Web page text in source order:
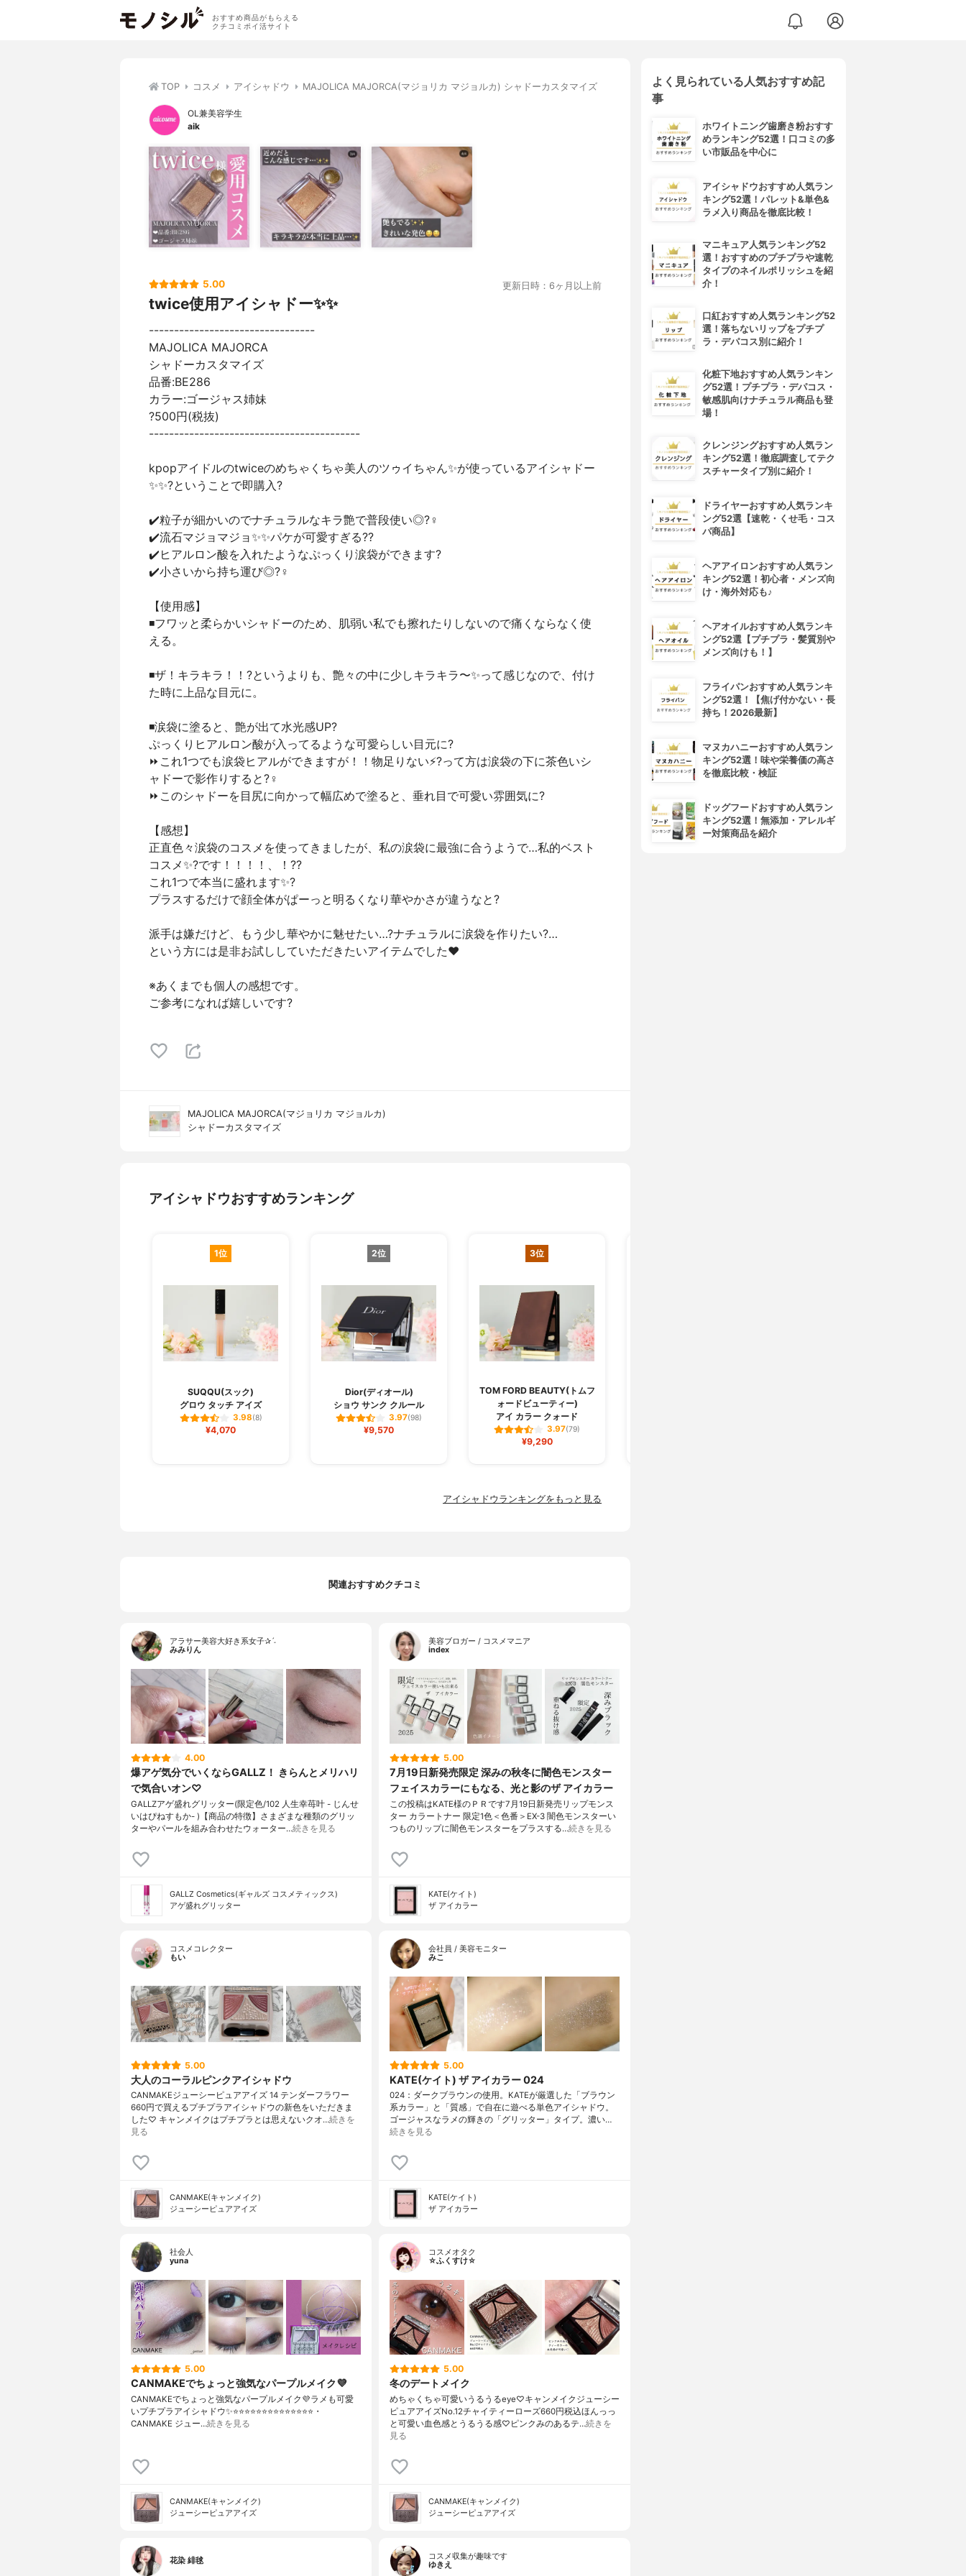
おすすめ商品がもらえる
クチコミポイ活サイト
TOP コスメ アイシャドウ MAJOLICA MAJORCA(マジョリカ マジョルカ) シャドーカスタマイズ
OL兼美容学生
aik
5.00 更新日時：6ヶ月以上前
twice使用アイシャドー✨✨
---------------------------------
MAJOLICA MAJORCA
シャドーカスタマイズ
品番:BE286
カラー:ゴージャス姉妹
?500円(税抜)
------------------------------------------
kpopアイドルのtwiceのめちゃくちゃ美人のツゥイちゃん✨が使っているアイシャドー
✨✨?ということで即購入?
✔️粒子が細かいのでナチュラルなキラ艶で普段使い◎?‍♀️
✔️流石マジョマジョ✨✨パケが可愛すぎる??
✔️ヒアルロン酸を入れたようなぷっくり涙袋ができます?
✔️小さいから持ち運び◎?‍♀️
【使用感】
◾️フワッと柔らかいシャドーのため、肌弱い私でも擦れたりしないので痛くならなく使
える。
◾️ザ！キラキラ！！?というよりも、艶々の中に少しキラキラ〜✨って感じなので、付け
た時に上品な目元に。
◾️涙袋に塗ると、艶が出て水光感UP?
ぷっくりヒアルロン酸が入ってるような可愛らしい目元に?
⏩これ1つでも涙袋ヒアルができますが！！物足りない⚡️?って方は涙袋の下に茶色いシ
ャドーで影作りすると?‍♀️
⏩このシャドーを目尻に向かって幅広めで塗ると、垂れ目で可愛い雰囲気に?
【感想】
正直色々涙袋のコスメを使ってきましたが、私の涙袋に最強に合うようで…私的ベスト
コスメ✨?です！！！！、！??
これ1つで本当に盛れます✨?
プラスするだけで顔全体がぱーっと明るくなり華やかさが違うなと?
派手は嫌だけど、もう少し華やかに魅せたい…?ナチュラルに涙袋を作りたい?…
という方には是非お試ししていただきたいアイテムでした❤️
※あくまでも個人の感想です。
ご参考になれば嬉しいです?
MAJOLICA MAJORCA(マジョリカ マジョルカ)
シャドーカスタマイズ
アイシャドウおすすめランキング
1位
SUQQU(スック)
グロウ タッチ アイズ
3.98(8)
¥4,070
2位
Dior(ディオール)
ショウ サンク クルール
3.97(98)
¥9,570
3位
TOM FORD BEAUTY(トムフ
ォードビューティー)
アイ カラー クォード
3.97(79)
¥9,290
アイシャドウランキングをもっと見る
関連おすすめクチコミ
アラサー美容大好き系女子✰ˊ˗
みみりん
4.00
爆アゲ気分でいくならGALLZ！ きらんとメリハリ
で気合いオン♡
GALLZアゲ盛れグリッター(限定色/102 人生幸苺叶 - じんせ
いはぴねすもか- )【商品の特徴】さまざまな種類のグリッ
ターやパールを組み合わせたウォーター…続きを見る
GALLZ Cosmetics(ギャルズ コスメティックス)
アゲ盛れグリッター
美容ブロガー / コスメマニア
index
5.00
7月19日新発売限定 深みの秋冬に闇色モンスター
フェイスカラーにもなる、光と影のザ アイカラー
この投稿はKATE様のＰＲです7月19日新発売リップモンス
ター カラートナー 限定1色＜色番＞EX-3 闇色モンスターい
つものリップに闇色モンスターをプラスする…続きを見る
KATE(ケイト)
ザ アイカラー
コスメコレクター
もい
5.00
大人のコーラルピンクアイシャドウ
CANMAKEジューシーピュアアイズ 14 テンダーフラワー
660円で買えるプチプラアイシャドウの新色をいただきま
した♡ キャンメイクはプチプラとは思えないクオ…続きを
見る
CANMAKE(キャンメイク)
ジューシーピュアアイズ
会社員 / 美容モニター
みこ
5.00
KATE(ケイト) ザ アイカラー 024
024：ダークブラウンの使用。KATEが厳選した「ブラウン
系カラー」と「質感」で自在に遊べる単色アイシャドウ。
ゴージャスなラメの輝きの「グリッター」タイプ。濃い…
続きを見る
KATE(ケイト)
ザ アイカラー
社会人
yuna
5.00
CANMAKEでちょっと強気なパープルメイク💜
CANMAKEでちょっと強気なパープルメイク💜ラメも可愛
いプチプラアイシャドウ✨⭐️⭐️⭐️⭐️⭐️⭐️⭐️⭐️⭐️⭐️⭐️⭐️⭐️⭐️・
CANMAKE ジュー…続きを見る
CANMAKE(キャンメイク)
ジューシーピュアアイズ
コスメオタク
☆ふくすけ☆
5.00
冬のデートメイク
めちゃくちゃ可愛いうるうるeye♡キャンメイクジューシー
ピュアアイズNo.12チャイティーローズ660円税込ほんっっ
と可愛い血色感とうるうる感♡ピンクみのあるテ…続きを
見る
CANMAKE(キャンメイク)
ジューシーピュアアイズ
花染 緋毬
コスメ収集が趣味です
ゆきえ
よく見られている人気おすすめ記
事
ホワイトニング歯磨き粉おすす
めランキング52選！口コミの多
い市販品を中心に
アイシャドウおすすめ人気ラン
キング52選！パレット&単色&
ラメ入り商品を徹底比較！
マニキュア人気ランキング52
選！おすすめのプチプラや速乾
タイプのネイルポリッシュを紹
介！
口紅おすすめ人気ランキング52
選！落ちないリップをプチプ
ラ・デパコス別に紹介！
化粧下地おすすめ人気ランキン
グ52選！プチプラ・デパコス・
敏感肌向けナチュラル商品も登
場！
クレンジングおすすめ人気ラン
キング52選！徹底調査してテク
スチャータイプ別に紹介！
ドライヤーおすすめ人気ランキ
ング52選【速乾・くせ毛・コス
パ商品】
ヘアアイロンおすすめ人気ラン
キング52選！初心者・メンズ向
け・海外対応も♪
ヘアオイルおすすめ人気ランキ
ング52選【プチプラ・髪質別や
メンズ向けも！】
フライパンおすすめ人気ランキ
ング52選！【焦げ付かない・長
持ち！2026最新】
マヌカハニーおすすめ人気ラン
キング52選！味や栄養価の高さ
を徹底比較・検証
ドッグフードおすすめ人気ラン
キング52選！無添加・アレルギ
ー対策商品を紹介